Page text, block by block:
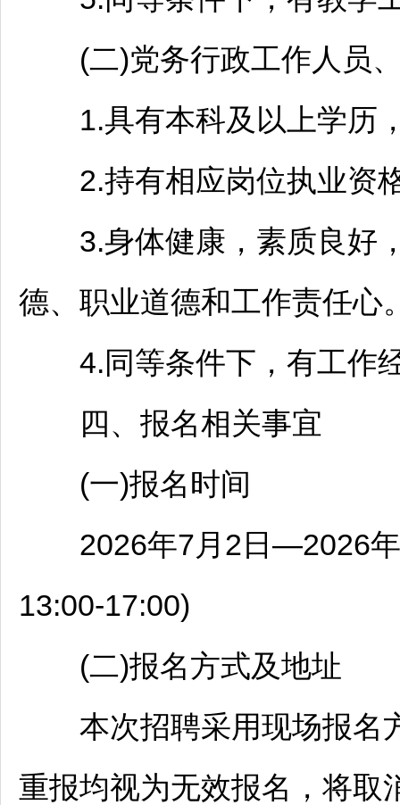
(二)党务行政工作人员、
1.具有本科及以上学历，
2.持有相应岗位执业资
3.身体健康，素质良好，
德、职业道德和工作责任心
4.同等条件下，有工作
四、报名相关事宜
(一)报名时间
2026年7月2日—2026年
13:00-17:00)
(二)报名方式及地址
本次招聘采用现场报名
重报均视为无效报名，将取